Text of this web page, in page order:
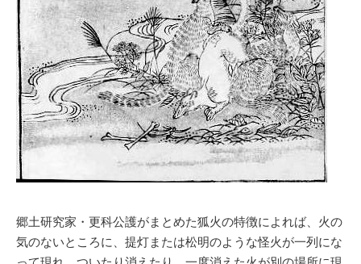
郷土研究家・更科公護がまとめた狐火の特徴によれば、火の
気のないところに、提灯または松明のような怪火が一列にな